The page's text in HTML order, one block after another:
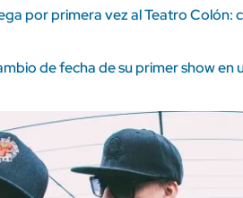
por primera vez al Teatro Colón:
de fecha de su primer show en